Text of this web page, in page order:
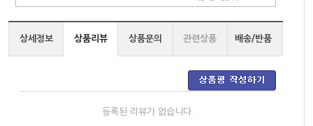
상세정보 상품리뷰 상품문의 관련상품 배송/반품
등록된 리뷰가 없습니다.